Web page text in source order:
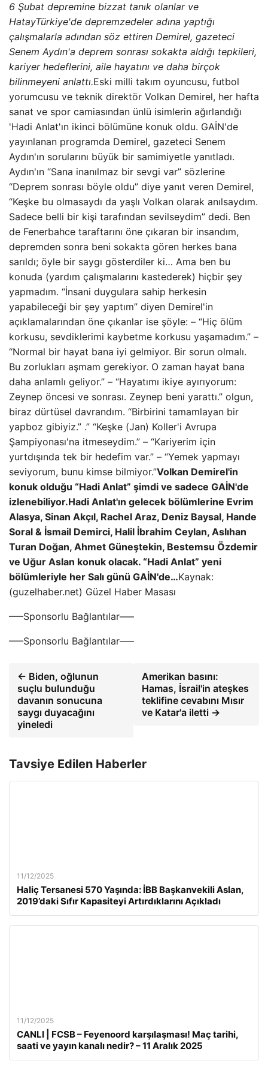
6 Şubat depremine bizzat tanık olanlar ve
HatayTürkiye'de depremzedeler adına yaptığı
çalışmalarla adından söz ettiren Demirel, gazeteci
Senem Aydın'a deprem sonrası sokakta aldığı tepkileri,
kariyer hedeflerini, aile hayatını ve daha birçok
bilinmeyeni anlattı.Eski milli takım oyuncusu, futbol
yorumcusu ve teknik direktör Volkan Demirel, her hafta
sanat ve spor camiasından ünlü isimlerin ağırlandığı
'Hadi Anlat'ın ikinci bölümüne konuk oldu. GAİN'de
yayınlanan programda Demirel, gazeteci Senem
Aydın'ın sorularını büyük bir samimiyetle yanıtladı.
Aydın'ın “Sana inanılmaz bir sevgi var” sözlerine
“Deprem sonrası böyle oldu” diye yanıt veren Demirel,
“Keşke bu olmasaydı da yaşlı Volkan olarak anılsaydım.
Sadece belli bir kişi tarafından sevilseydim” dedi. Ben
de Fenerbahce taraftarını öne çıkaran bir insandım,
depremden sonra beni sokakta gören herkes bana
sarıldı; öyle bir saygı gösterdiler ki… Ama ben bu
konuda (yardım çalışmalarını kastederek) hiçbir şey
yapmadım. “İnsani duygulara sahip herkesin
yapabileceği bir şey yaptım” diyen Demirel'in
açıklamalarından öne çıkanlar ise şöyle: – “Hiç ölüm
korkusu, sevdiklerimi kaybetme korkusu yaşamadım.” –
“Normal bir hayat bana iyi gelmiyor. Bir sorun olmalı.
Bu zorlukları aşmam gerekiyor. O zaman hayat bana
daha anlamlı geliyor.” – “Hayatımı ikiye ayırıyorum:
Zeynep öncesi ve sonrası. Zeynep beni yarattı.” olgun,
biraz dürtüsel davrandım. “Birbirini tamamlayan bir
yapboz gibiyiz.” .” “Keşke (Jan) Koller'i Avrupa
Şampiyonası'na itmeseydim.” – “Kariyerim için
yurtdışında tek bir hedefim var.” – “Yemek yapmayı
seviyorum, bunu kimse bilmiyor.”Volkan Demirel'in
konuk olduğu “Hadi Anlat” şimdi ve sadece GAİN'de
izlenebiliyor.Hadi Anlat'ın gelecek bölümlerine Evrim
Alasya, Sinan Akçıl, Rachel Araz, Deniz Baysal, Hande
Soral & İsmail Demirci, Halil İbrahim Ceylan, Aslıhan
Turan Doğan, Ahmet Güneştekin, Bestemsu Özdemir
ve Uğur Aslan konuk olacak. “Hadi Anlat” yeni
bölümleriyle her Salı günü GAİN'de…Kaynak:
(guzelhaber.net) Güzel Haber Masası
—–Sponsorlu Bağlantılar—–
—–Sponsorlu Bağlantılar—–
← Biden, oğlunun
suçlu bulunduğu
davanın sonucuna
saygı duyacağını
yineledi
Amerikan basını:
Hamas, İsrail'in ateşkes
teklifine cevabını Mısır
ve Katar'a iletti →
Tavsiye Edilen Haberler
11/12/2025
Haliç Tersanesi 570 Yaşında: İBB Başkanvekili Aslan,
2019’daki Sıfır Kapasiteyi Artırdıklarını Açıkladı
11/12/2025
CANLI | FCSB – Feyenoord karşılaşması! Maç tarihi,
saati ve yayın kanalı nedir? – 11 Aralık 2025